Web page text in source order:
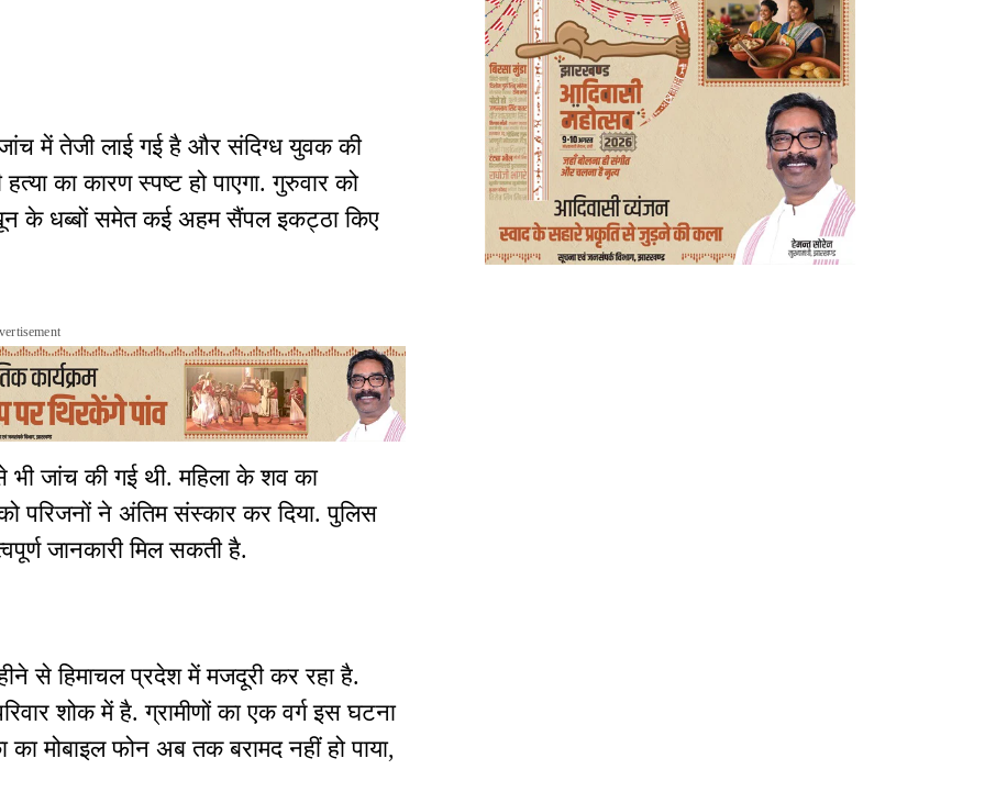
जांच में तेजी लाई गई है और संदिग्ध युवक की
का कारण स्पष्ट हो पाएगा. गुरुवार को
के धब्बों समेत कई अहम सैंपल इकट्ठा किए
जांच की गई थी. महिला के शव का
परिजनों ने अंतिम संस्कार कर दिया. पुलिस
जानकारी मिल सकती है.
से हिमाचल प्रदेश में मजदूरी कर रहा है.
शोक में है. ग्रामीणों का एक वर्ग इस घटना
मोबाइल फोन अब तक बरामद नहीं हो पाया,